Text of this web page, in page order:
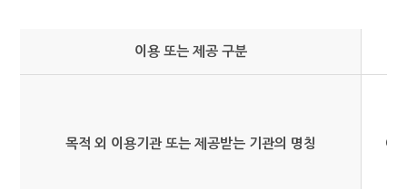
이용 또는 제공 구분
목적 외 이용기관 또는 제공받는 기관의 명칭 아